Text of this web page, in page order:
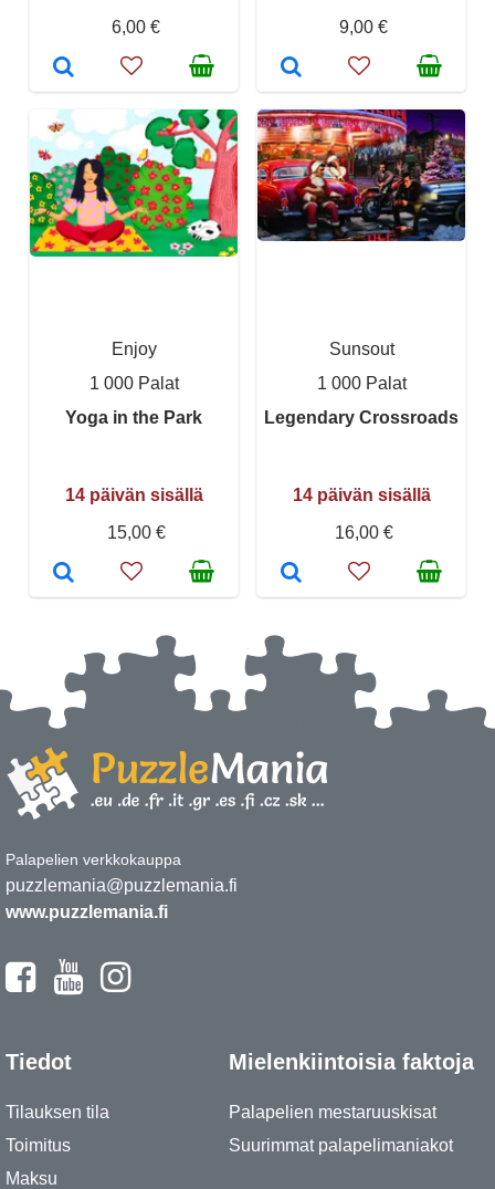
6,00 €
9,00 €
Enjoy
1 000 Palat
Yoga in the Park
14 päivän sisällä
15,00 €
Sunsout
1 000 Palat
Legendary Crossroads
14 päivän sisällä
16,00 €
Palapelien verkkokauppa
puzzlemania@puzzlemania.fi
www.puzzlemania.fi
Tiedot
Tilauksen tila
Toimitus
Maksu
Mielenkiintoisia faktoja
Palapelien mestaruuskisat
Suurimmat palapelimaniakot